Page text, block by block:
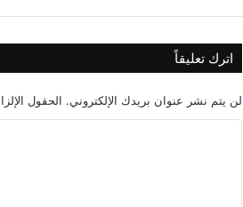
اترك تعليقاً
لن يتم نشر عنوان بريدك الإلكتروني. الحقول